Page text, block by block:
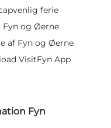
ferie
Fyn og Øerne
af Fyn og Øerne
VisitFyn App
Fyn